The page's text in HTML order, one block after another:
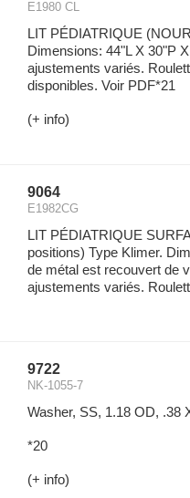
E1980 CL
LIT PÉDIATRIQUE
Dimensions: 44"L X 30"P
ajustements variés.
disponibles. Voir PDF*21
(+ info)
9064
E1982CG
LIT PÉDIATRIQUE
positions) Type Klimer.
de métal est recouvert de
ajustements variés.
9722
NK-1055-7
Washer, SS, 1.18 OD, .38
*20
(+ info)